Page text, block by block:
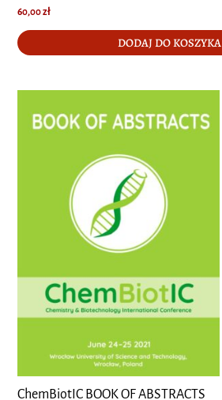
60,00zł
DODAJ DO KOSZYKA
ChemBiotIC BOOK OF ABSTRACTS